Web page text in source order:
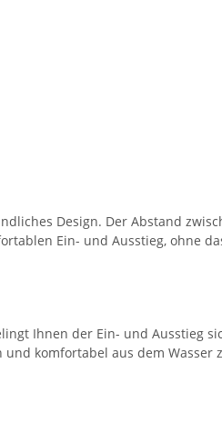
Design. Der Abstand
Ein- und Ausstieg, ohne
Ihnen der Ein- und Ausstieg
komfortabel aus dem Wasser